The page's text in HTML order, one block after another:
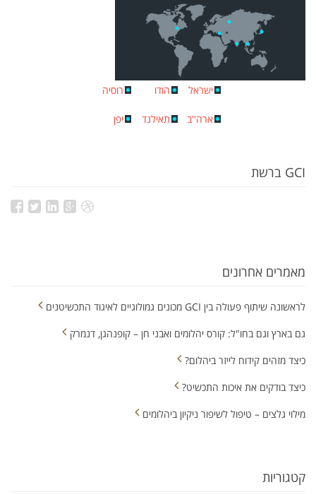
ישראל הודו רוסיה
ארה''ב תאילנד יפן
GCI ברשת
מאמרים אחרונים
לראשונה שיתוף פעולה בין GCI מכונים גמולוגיים לאיגוד התכשיטנים
גם בארץ וגם בחו"ל: קורס יהלומים ואבני חן – קופנהגן, דנמרק
כיצד מזהים קידוח לייזר ביהלום?
כיצד בודקים את איכות התכשיט?
מילוי גלצים – טיפול לשיפור ניקיון ביהלומים
קטגוריות